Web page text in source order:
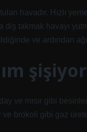
havadır. Hızlı
takmak havayı
ve ardından
ve mısır gibi
brokoli gibi gaz